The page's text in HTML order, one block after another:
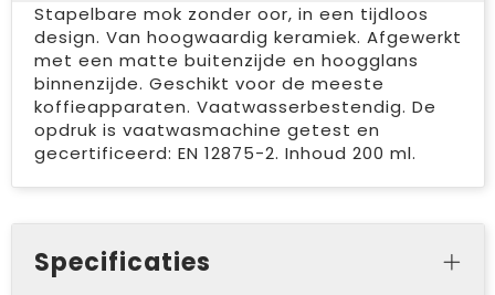
Stapelbare mok zonder oor, in een tijdloos
design. Van hoogwaardig keramiek. Afgewerkt
met een matte buitenzijde en hoogglans
binnenzijde. Geschikt voor de meeste
koffieapparaten. Vaatwasserbestendig. De
opdruk is vaatwasmachine getest en
gecertificeerd: EN 12875-2. Inhoud 200 ml.
Specificaties